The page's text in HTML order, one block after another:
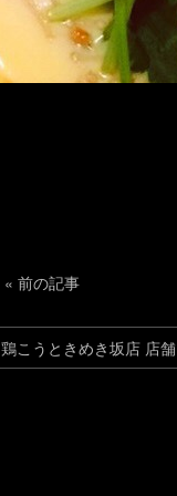
« 前の記事
鶏こうときめき坂店 店